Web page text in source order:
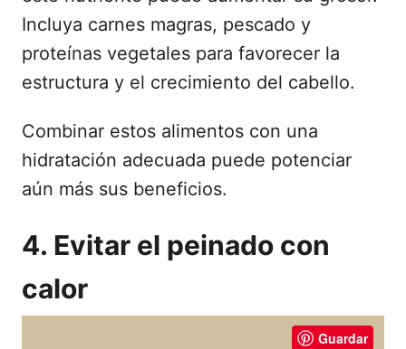
Incluya carnes magras, pescado y
proteínas vegetales para favorecer la
estructura y el crecimiento del cabello.
Combinar estos alimentos con una
hidratación adecuada puede potenciar
aún más sus beneficios.
4. Evitar el peinado con
calor
Guardar